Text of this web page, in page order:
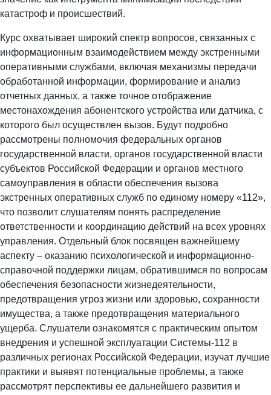
катастроф и происшествий.
Курс охватывает широкий спектр вопросов, связанных с
информационным взаимодействием между экстренными
оперативными службами, включая механизмы передачи
обработанной информации, формирование и анализ
отчетных данных, а также точное отображение
местонахождения абонентского устройства или датчика, с
которого был осуществлен вызов. Будут подробно
рассмотрены полномочия федеральных органов
государственной власти, органов государственной власти
субъектов Российской Федерации и органов местного
самоуправления в области обеспечения вызова
экстренных оперативных служб по единому номеру «112»,
что позволит слушателям понять распределение
ответственности и координацию действий на всех уровнях
управления. Отдельный блок посвящен важнейшему
аспекту – оказанию психологической и информационно-
справочной поддержки лицам, обратившимся по вопросам
обеспечения безопасности жизнедеятельности,
предотвращения угроз жизни или здоровью, сохранности
имущества, а также предотвращения материального
ущерба. Слушатели ознакомятся с практическим опытом
внедрения и успешной эксплуатации Системы-112 в
различных регионах Российской Федерации, изучат лучшие
практики и выявят потенциальные проблемы, а также
рассмотрят перспективы ее дальнейшего развития и